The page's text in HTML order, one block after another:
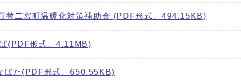
替二宮町温暖化対策補助金 (PDF形式、494.15KB)
(PDF形式、4.11MB)
ばた(PDF形式、650.55KB)